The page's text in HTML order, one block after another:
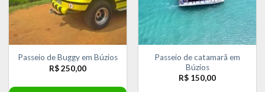
Passeio de Buggy em Búzios
R$250,00
Passeio de catamarã em
Búzios
R$ 150,00